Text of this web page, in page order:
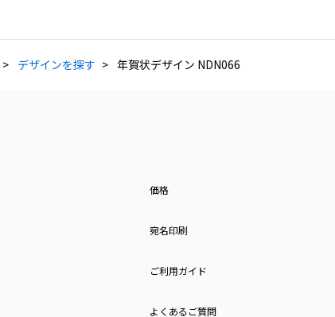
デザインを探す 年賀状デザイン NDN066
価格
宛名印刷
ご利用ガイド
よくあるご質問